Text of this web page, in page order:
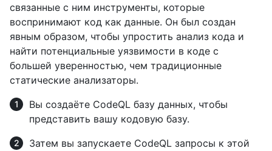
связанные с ним инструменты, которые
воспринимают код как данные. Он был создан
явным образом, чтобы упростить анализ кода и
найти потенциальные уязвимости в коде с
большей уверенностью, чем традиционные
статические анализаторы.
Вы создаёте CodeQL базу данных, чтобы
представить вашу кодовую базу.
Затем вы запускаете CodeQL запросы к этой